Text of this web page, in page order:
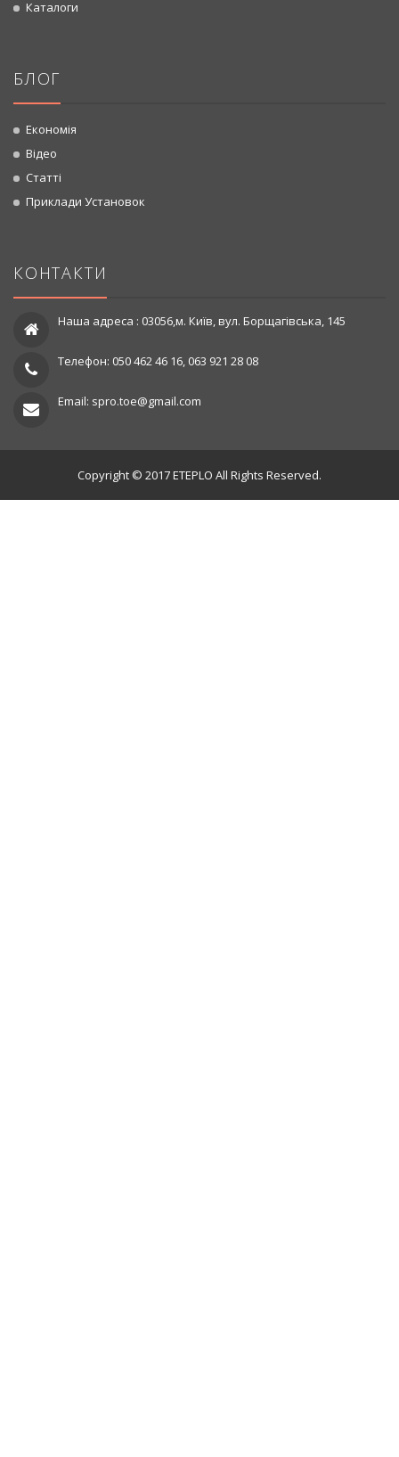
Каталоги
БЛОГ
Економія
Відео
Статті
Приклади Установок
КОНТАКТИ
Наша адреса : 03056,м. Київ, вул. Борщагівська, 145
Телефон: 050 462 46 16, 063 921 28 08
Email: spro.toe@gmail.com
Copyright © 2017 ETEPLO All Rights Reserved.